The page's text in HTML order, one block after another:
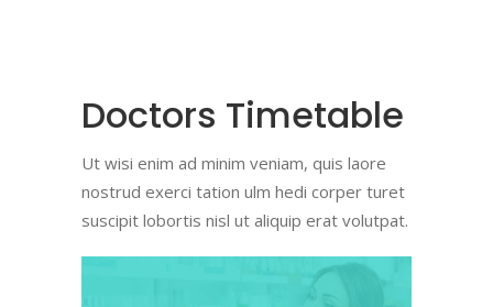
Doctors Timetable
Ut wisi enim ad minim veniam, quis laore
nostrud exerci tation ulm hedi corper turet
suscipit lobortis nisl ut aliquip erat volutpat.